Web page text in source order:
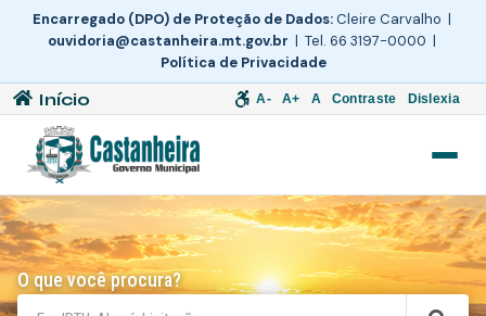
Encarregado (DPO) de Proteção de Dados:Cleire Carvalho |
ouvidoria@castanheira.mt.gov.br | Tel. 66 3197-0000 |
Política de Privacidade
Início A- A+ A Contraste Dislexia
O que você procura?